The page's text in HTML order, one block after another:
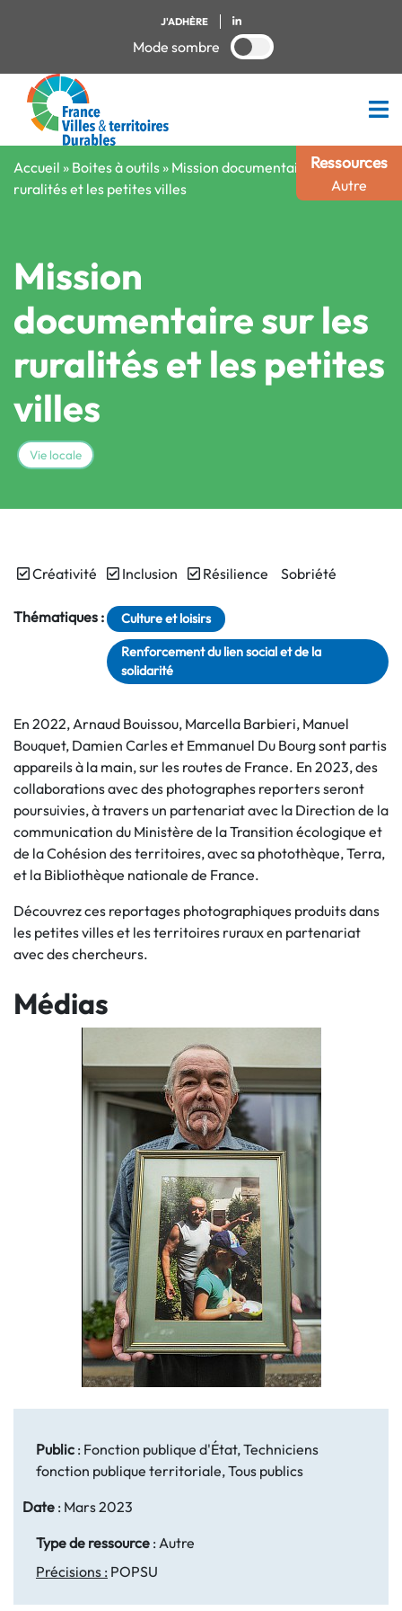
J'ADHÈRE
Mode sombre
Ressources
Autre
Accueil » Boites à outils » Mission documentaire sur les
ruralités et les petites villes
Mission
documentaire sur les
ruralités et les petites
villes
Vie locale
Créativité Inclusion Résilience Sobriété
Thématiques : Culture et loisirs
Renforcement du lien social et de la
solidarité
En 2022, Arnaud Bouissou, Marcella Barbieri, Manuel
Bouquet, Damien Carles et Emmanuel Du Bourg sont partis
appareils à la main, sur les routes de France. En 2023, des
collaborations avec des photographes reporters seront
poursuivies, à travers un partenariat avec la Direction de la
communication du Ministère de la Transition écologique et
de la Cohésion des territoires, avec sa photothèque, Terra,
et la Bibliothèque nationale de France.
Découvrez ces reportages photographiques produits dans
les petites villes et les territoires ruraux en partenariat
avec des chercheurs.
Médias
Public : Fonction publique d'État, Techniciens
fonction publique territoriale, Tous publics
Date : Mars 2023
Type de ressource : Autre
Précisions : POPSU